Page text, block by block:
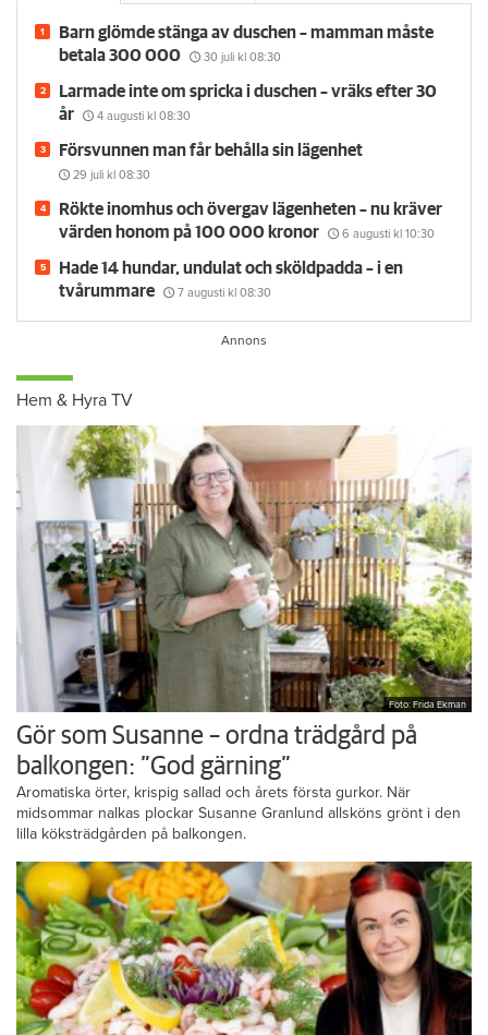
Barn glömde stänga av duschen – mamman måste
betala 300 000
30 juli kl 08:30
Larmade inte om spricka i duschen – vräks efter 30
år
4 augusti kl 08:30
Försvunnen man får behålla sin lägenhet
29 juli kl 08:30
Rökte inomhus och övergav lägenheten – nu kräver
värden honom på 100 000 kronor
6 augusti kl 10:30
Hade 14 hundar, undulat och sköldpadda – i en
tvårummare
7 augusti kl 08:30
Hem & Hyra TV
Foto: Frida Ekman
Gör som Susanne – ordna trädgård på
balkongen: ”God gärning”
Aromatiska örter, krispig sallad och årets första gurkor. När
midsommar nalkas plockar Susanne Granlund allsköns grönt i den
lilla köksträdgården på balkongen.